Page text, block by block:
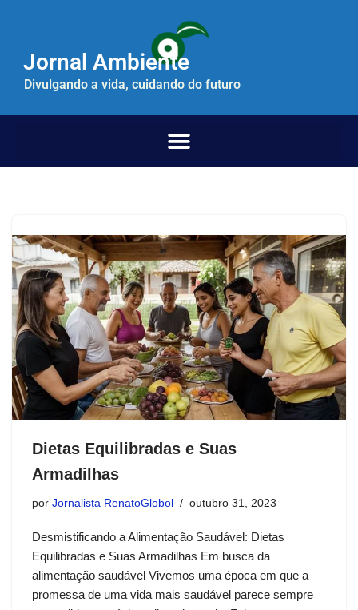
paraJornal Ambiente
Divulgando a vida, cuidando do futuro
Dietas Equilibradas e Suas
Armadilhas
por Jornalista RenatoGlobol outubro 31, 2023
Desmistificando a Alimentação Saudável: Dietas
Equilibradas e Suas Armadilhas Em busca da
alimentação saudável Vivemos uma época em que a
promessa de uma vida mais saudável parece sempre